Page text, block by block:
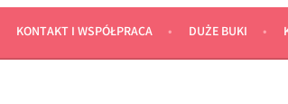
KONTAKT I WSPÓŁPRACA DUŻE BUKI